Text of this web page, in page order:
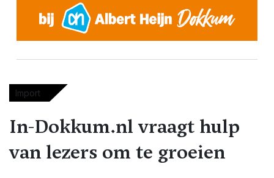
Import
In-Dokkum.nl vraagt hulp
van lezers om te groeien